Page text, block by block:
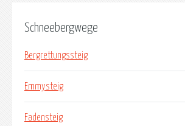
Schneebergwege
Bergrettungssteig
Emmysteig
Fadensteig